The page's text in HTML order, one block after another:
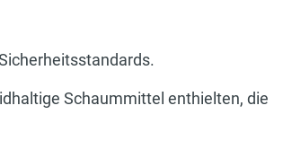
Schaummittel enthielten, die